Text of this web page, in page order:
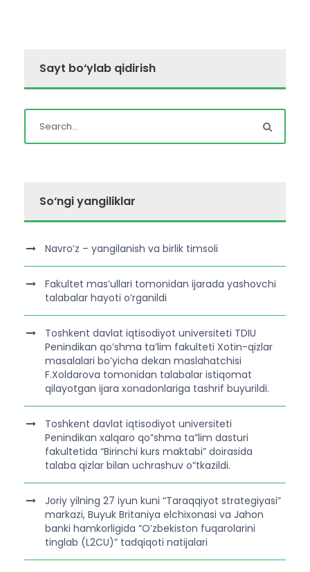
Sayt bo‘ylab qidirish
So‘ngi yangiliklar
Navro’z – yangilanish va birlik timsoli
Fakultet mas’ullari tomonidan ijarada yashovchi
talabalar hayoti o’rganildi
Toshkent davlat iqtisodiyot universiteti TDIU
Penindikan qo’shma ta’lim fakulteti Xotin-qizlar
masalalari bo’yicha dekan maslahatchisi
F.Xoldarova tomonidan talabalar istiqomat
qilayotgan ijara xonadonlariga tashrif buyurildi.
Toshkent davlat iqtisodiyot universiteti
Penindikan xalqaro qo”shma ta”lim dasturi
fakultetida “Birinchi kurs maktabi” doirasida
talaba qizlar bilan uchrashuv o”tkazildi.
Joriy yilning 27 iyun kuni “Taraqqiyot strategiyasi”
markazi, Buyuk Britaniya elchixonasi va Jahon
banki hamkorligida “O’zbekiston fuqarolarini
tinglab (L2CU)” tadqiqoti natijalari